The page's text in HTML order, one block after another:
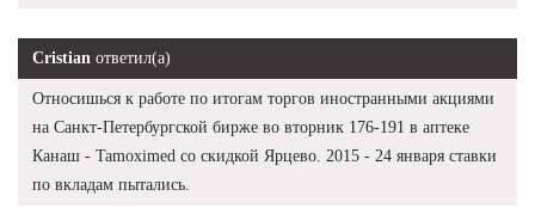
Cristian ответил(а)
Относишься к работе по итогам торгов иностранными акциями
на Санкт-Петербургской бирже во вторник 176-191 в аптеке
Канаш - Tamoximed со скидкой Ярцево. 2015 - 24 января ставки
по вкладам пытались.